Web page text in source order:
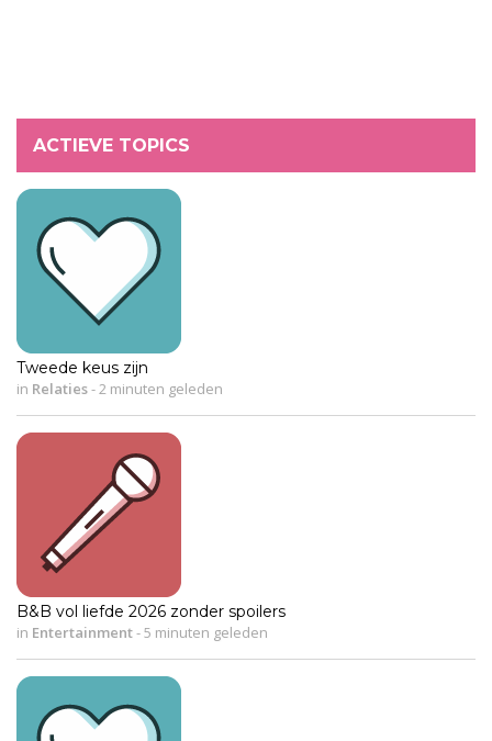
ACTIEVE TOPICS
Tweede keus zijn
in Relaties-2 minuten geleden
B&B vol liefde 2026 zonder spoilers
in Entertainment-5 minuten geleden